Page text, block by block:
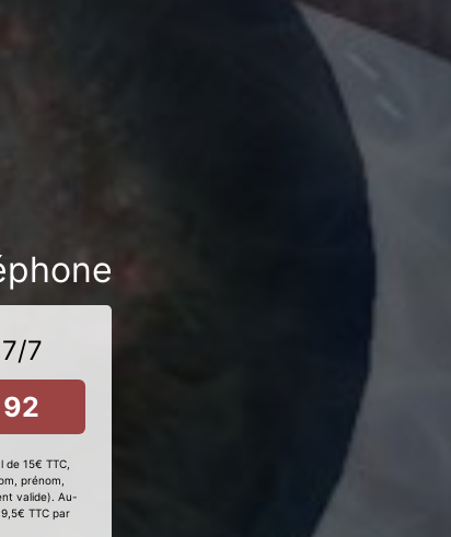
7
15€ TTC,
prénom,
valide). Au-
TTC par